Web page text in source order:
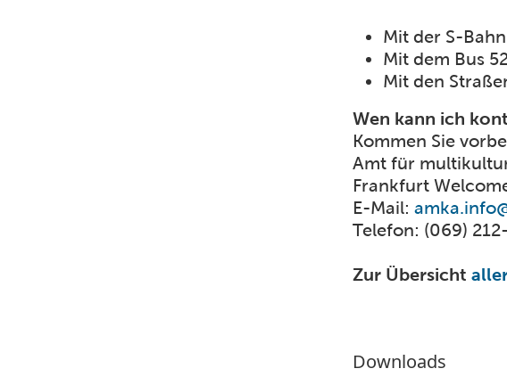
Mit der S-Bahn
Mit dem Bus
Mit den
Wen kann ich
Kommen Sie
Amt für
Frankfurt
E-Mail:
Telefon: (069)
Zur Übersicht
Downloads